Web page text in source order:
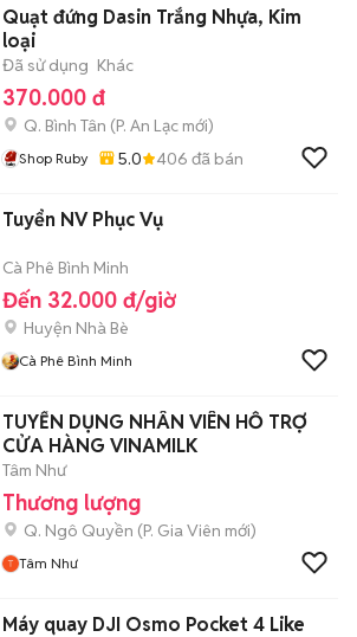
Quạt đứng Dasin Trắng Nhựa, Kim
loại
Đã sử dụng Khác
370.000 đ
Q. Bình Tân (P. An Lạc mới)
Shop Ruby 5.0 406 đã bán
Tuyển NV Phục Vụ
Cà Phê Bình Minh
Đến 32.000 đ/giờ
Huyện Nhà Bè
Cà Phê Bình Minh
TUYỂN DỤNG NHÂN VIÊN HỖ TRỢ
CỬA HÀNG VINAMILK
Tâm Như
Thương lượng
Q. Ngô Quyền (P. Gia Viên mới)
Tâm Như
Máy quay DJI Osmo Pocket 4 Like